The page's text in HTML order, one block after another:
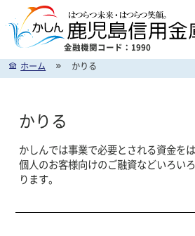
金融機関コード：1990
かしん インターネットバンキ
ホーム かりる
かりる
かしんでは事業で必要とされる資金をは
個人のお客様向けのご融資などいろい
ります。